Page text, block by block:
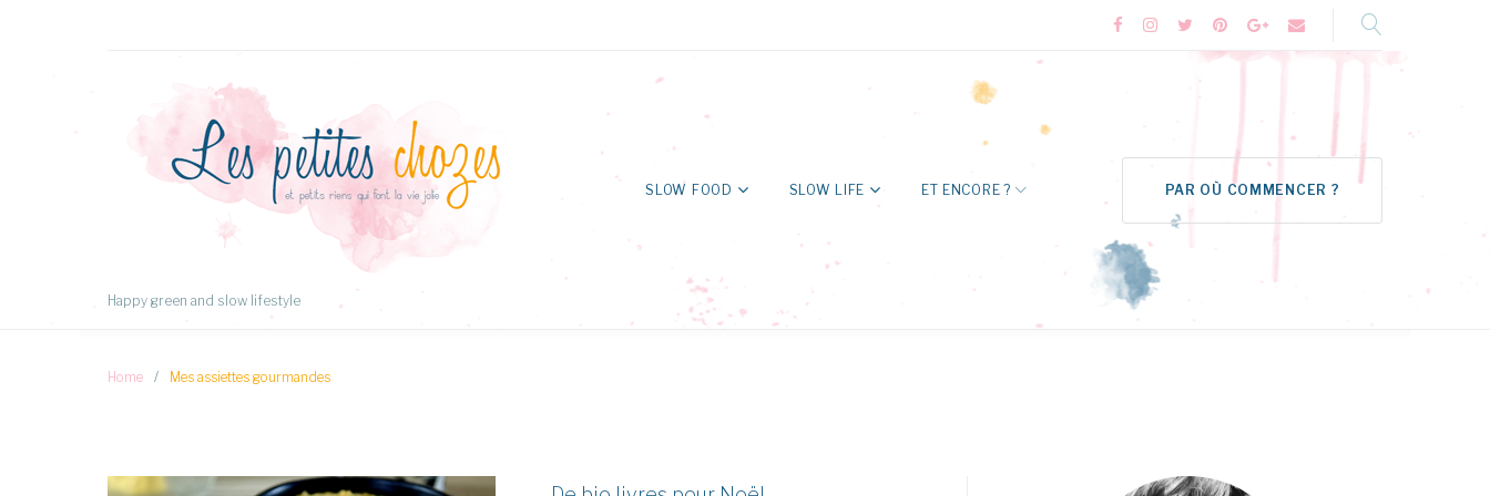
Instagram
TwitterPinterest
Google+Formulaire
Happy green and slow lifestyle
SLOW FOOD SLOW LIFE ET ENCORE ? PAR OÙ COMMENCER ?
Home / Mes assiettes gourmandes